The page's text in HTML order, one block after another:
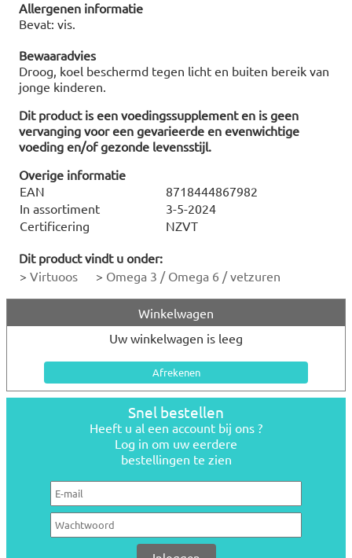
Allergenen informatie
Bevat: vis.
Bewaaradvies
Droog, koel beschermd tegen licht en buiten bereik van
jonge kinderen.
Dit product is een voedingssupplement en is geen
vervanging voor een gevarieerde en evenwichtige
voeding en/of gezonde levensstijl.
Overige informatie
EAN
8718444867982
In assortiment
3-5-2024
Certificering
NZVT
Dit product vindt u onder:
> Virtuoos > Omega 3 / Omega 6 / vetzuren
Winkelwagen
Uw winkelwagen is leeg
Snel bestellen
Heeft u al een account bij ons ?
Log in om uw eerdere
bestellingen te zien